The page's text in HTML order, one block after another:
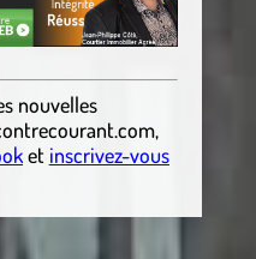
nouvelles
,
et inscrivez-vous